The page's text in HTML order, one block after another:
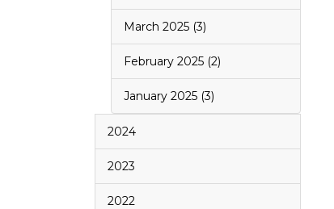
March 2025 (3)
February 2025 (2)
January 2025 (3)
2024
2023
2022